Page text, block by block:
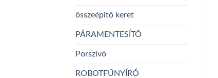
összeépítő keret
PÁRAMENTESÍTŐ
Porszívó
ROBOTFŰNYÍRÓ